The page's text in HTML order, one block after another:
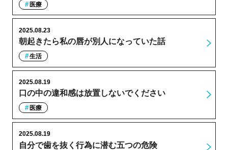
医療
朝起きたら私の唇が別人になっていた話
2025.08.23
生活
口の中の違和感は放置しないでください
2025.08.19
医療
自分で歯を抜く行為に潜む五つの危険
2025.08.19